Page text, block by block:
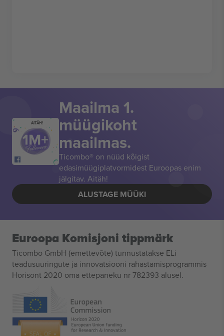
AITÄH!
Maailma 1.
müügikoht
maailmas.
Ticombo® on nüüd kõigist
edasimüügiplatvormidest Euroopas enim
jälgitav. Aitäh!
ALUSTAGE MÜÜKI
Euroopa Komisjoni tippmärk
Ticombo GmbH (emettevõte) tunnustatakse ELi
teadusuuringute ja innovatsiooni rahastamisprogrammis
Horisont 2020 oma ettepaneku nr 782393 alusel.